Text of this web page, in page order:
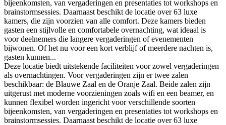
bijeenkomsten, van vergaderingen en presentaties tot workshops en
brainstormsessies. Daarnaast beschikt de locatie over 63 luxe
kamers, die zijn voorzien van alle comfort. Deze kamers bieden
gasten een stijlvolle en comfortabele overnachting, wat ideaal is
voor deelnemers die langere vergaderingen of evenementen
bijwonen. Of het nu voor een kort verblijf of meerdere nachten is,
gasten kunnen...
Deze locatie biedt uitstekende faciliteiten voor zowel vergaderingen
als overnachtingen. Voor vergaderingen zijn er twee zalen
beschikbaar: de Blauwe Zaal en de Oranje Zaal. Beide zalen zijn
uitgerust met moderne voorzieningen zoals wifi en een beamer, en
kunnen flexibel worden ingericht voor verschillende soorten
bijeenkomsten, van vergaderingen en presentaties tot workshops en
brainstormsessies. Daarnaast beschikt de locatie over 63 luxe